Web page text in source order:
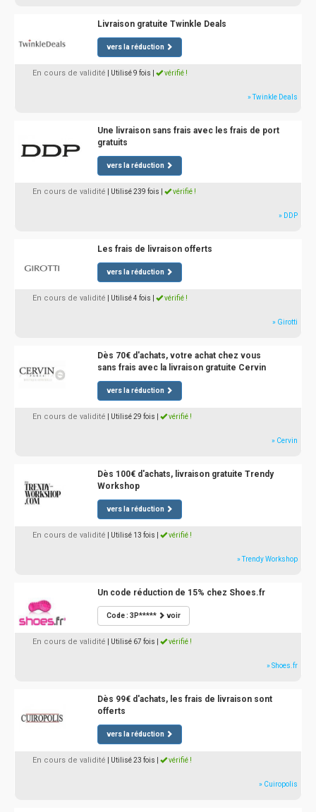
Livraison gratuite Twinkle Deals
vers la réduction
En cours de validité | Utilisé 9 fois vérifié !
» Twinkle Deals
Une livraison sans frais avec les frais de port
gratuits
vers la réduction
En cours de validité | Utilisé 239 fois vérifié !
» DDP
Les frais de livraison offerts
vers la réduction
En cours de validité | Utilisé 4 fois vérifié !
» Girotti
Dès 70€ d'achats, votre achat chez vous
sans frais avec la livraison gratuite Cervin
vers la réduction
En cours de validité | Utilisé 29 fois vérifié !
» Cervin
Dès 100€ d'achats, livraison gratuite Trendy
Workshop
vers la réduction
En cours de validité | Utilisé 13 fois vérifié !
» Trendy Workshop
Un code réduction de 15% chez Shoes.fr
Code : 3P***** voir
En cours de validité | Utilisé 67 fois vérifié !
» Shoes.fr
Dès 99€ d'achats, les frais de livraison sont
offerts
vers la réduction
En cours de validité | Utilisé 23 fois vérifié !
» Cuiropolis